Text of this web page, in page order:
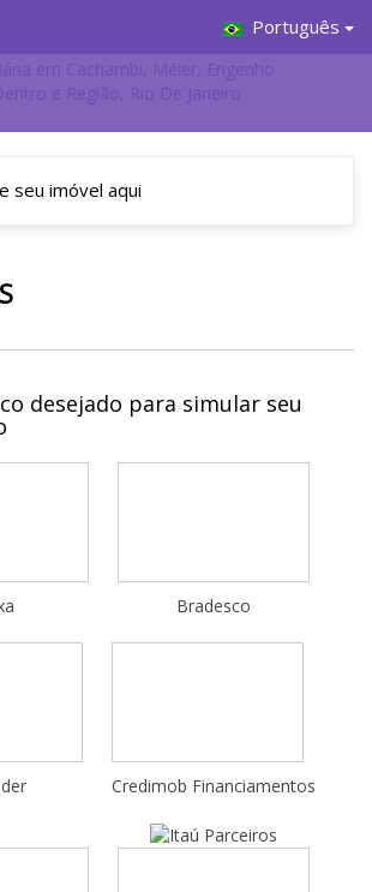
Português
desejado para simular seu
Bradesco
Credimob Financiamentos